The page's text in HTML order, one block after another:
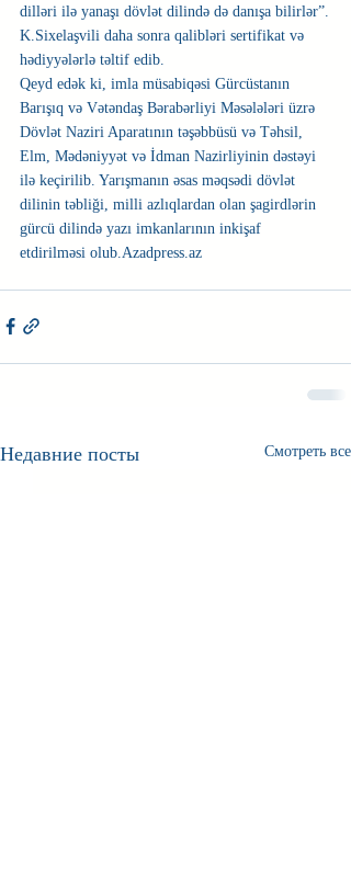
dilləri ilə yanaşı dövlət dilində də danışa bilirlər”.
K.Sixelaşvili daha sonra qalibləri sertifikat və
hədiyyələrlə təltif edib.
Qeyd edək ki, imla müsabiqəsi Gürcüstanın
Barışıq və Vətəndaş Bərabərliyi Məsələləri üzrə
Dövlət Naziri Aparatının təşəbbüsü və Təhsil,
Elm, Mədəniyyət və İdman Nazirliyinin dəstəyi
ilə keçirilib. Yarışmanın əsas məqsədi dövlət
dilinin təbliği, milli azlıqlardan olan şagirdlərin
gürcü dilində yazı imkanlarının inkişaf
etdirilməsi olub.Azadpress.az
Недавние посты Смотреть все